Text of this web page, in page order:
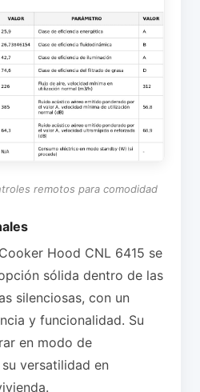
remotos para comodidad
Hood CNL 6415 se
sólida dentro de las
silenciosas, con un
y funcionalidad. Su
en modo de
versatilidad en